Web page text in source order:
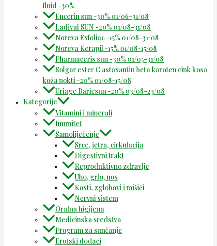
fluid -30%
Eucerin sun -30% 01/06-31/08
Ladival SUN -20% 01/08-31/08
Noreva Exfoliac -15% 01/08-31/08
Noreva Kerapil -15% 01/08-15/08
Pharmaceris sun -30% 01/05-31/08
Solgar ester C astaxantin beta karoten cink kosa
koža nokti -20% 01/08-15/08
Uriage Bariesun -20% 03/08-23/08
Kategorije
Vitamini i minerali
Imunitet
Samoliječenje
Srce, jetra, cirkulacija
Digestivni trakt
Reproduktivno zdravlje
Uho, grlo, nos
Kosti, zglobovi i mišići
Nervni sistem
Oralna higijena
Medicinska sredstva
Program za sunčanje
Erotski dodaci